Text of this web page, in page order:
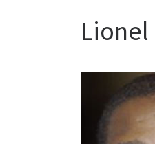
Lionel